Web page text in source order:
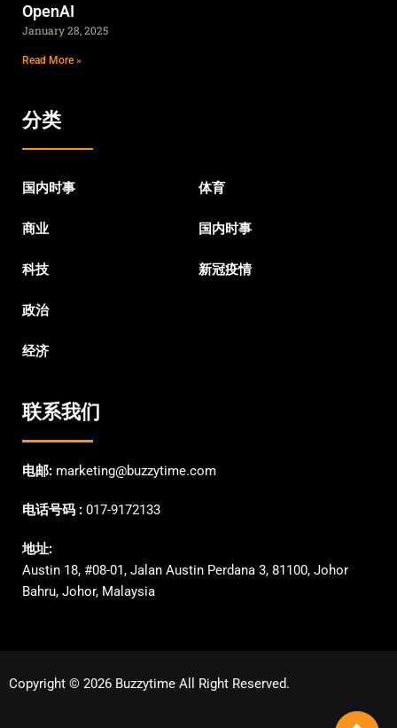
OpenAI
January 28, 2025
Read More »
分类
国内时事
商业
科技
政治
经济
体育
国内时事
新冠疫情
联系我们
电邮: marketing@buzzytime.com
电话号码 : 017-9172133
地址:
Austin 18, #08-01, Jalan Austin Perdana 3, 81100, Johor
Bahru, Johor, Malaysia
Copyright © 2026 Buzzytime All Right Reserved.